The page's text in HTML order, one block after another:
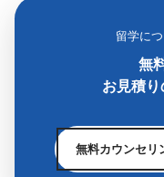
留学に
無
お見積り
無料カウンセリ